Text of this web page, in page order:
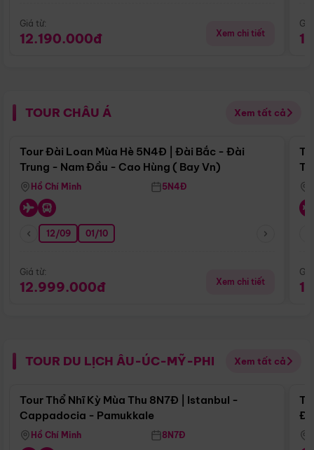
Giá từ:
12.190.000đ Xem chi tiết
TOUR CHÂU Á Xem tất cả
Điểm nổi bật
Tour Đài Loan Mùa Hè 5N4Đ | Đài Bắc - Đài
Trung - Nam Đầu - Cao Hùng ( Bay Vn)
Hồ Chí Minh 5N4Đ
12/09 01/10
Giá từ:
12.999.000đ Xem chi tiết
TOUR DU LỊCH ÂU-ÚC-MỸ-PHI Xem tất cả
Điểm nổi bật
Tour Thổ Nhĩ Kỳ Mùa Thu 8N7Đ | Istanbul -
Cappadocia - Pamukkale
Hồ Chí Minh 8N7Đ